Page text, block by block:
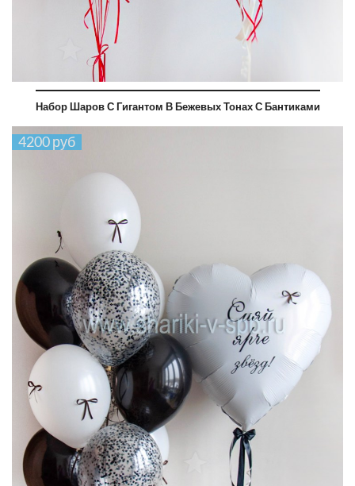
Набор Шаров С Гигантом В Бежевых Тонах С Бантиками
4200 руб